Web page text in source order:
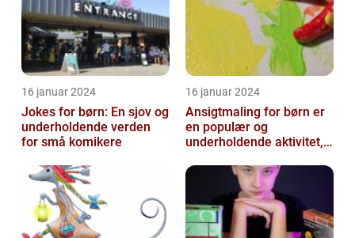
16 januar 2024
Jokes for børn: En sjov og
underholdende verden
for små komikere
16 januar 2024
Ansigtmaling for børn er
en populær og
underholdende aktivitet,
kreativitet, fantasi ...